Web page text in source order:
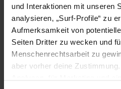
und Interaktionen mit unseren
analysieren, „Surf-Profile“ zu
Aufmerksamkeit von
Seiten Dritter zu wecken und
Menschenrechtsarbeit zu
aber vorher deine
Bleib informiert